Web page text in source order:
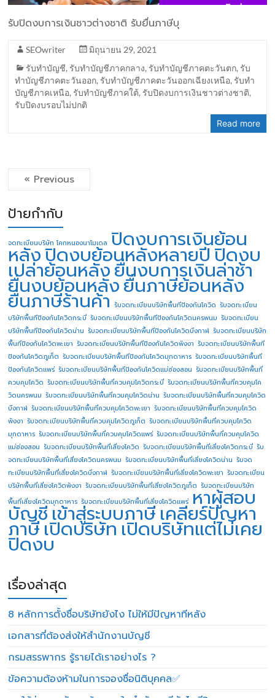
รับปิดงบการเงินชาวต่างชาติ รับยื่นภาษีบุ
SEOwriter
มิถุนายน 29, 2021
รับทำบัญชี, รับทำบัญชีภาคกลาง, รับทำบัญชีภาคตะวันตก, รับ
ทำบัญชีภาคตะวันออก, รับทำบัญชีภาคตะวันออกเฉียงเหนือ, รับทำ
บัญชีภาคเหนือ, รับทำบัญชีภาคใต้, รับปิดงบการเงินชาวต่างชาติ,
รับปิดงบรอบไม่ปกติ
Read more
« Previous
ป้ายกำกับ
จดทะเบียนบริษัท โคกหนองนาโมเดล ปิดงบการเงินย้อน
หลังปิดงบย้อนหลังหลายปี ปิดงบ
เปล่าย้อนหลังยื่นงบการเงินล่าช้า
ยื่นงบย้อนหลังยื่นภาษีย้อนหลัง
ยื่นภาษีร้านค้า รับจดทะเบียนบริษัทพื้นทีป้องกันโควิด รับจดทะเบียน
บริษัทพื้นทีป้องกันโควิดกระบี่ รับจดทะเบียนบริษัทพื้นทีป้องกันโควิดนครพนม รับจดทะเบียน
บริษัทพื้นทีป้องกันโควิดน่าน รับจดทะเบียนบริษัทพื้นทีป้องกันโควิดบึงกาฬ รับจดทะเบียนบริษัท
พื้นทีป้องกันโควิดพะเยา รับจดทะเบียนบริษัทพื้นทีป้องกันโควิดพังงา รับจดทะเบียนบริษัทพื้นที
ป้องกันโควิดภูเก็ต รับจดทะเบียนบริษัทพื้นทีป้องกันโควิดมุกดาหาร รับจดทะเบียนบริษัทพื้นที
ป้องกันโควิดแพร่ รับจดทะเบียนบริษัทพื้นทีป้องกันโควิดแม่ฮ่องสอน รับจดทะเบียนบริษัทพื้นที่
ควบคุมโควิด รับจดทะเบียนบริษัทพื้นที่ควบคุมโควิดกระบี่ รับจดทะเบียนบริษัทพื้นที่ควบคุมโค
วิดนครพนม รับจดทะเบียนบริษัทพื้นที่ควบคุมโควิดน่าน รับจดทะเบียนบริษัทพื้นที่ควบคุมโควิด
บึงกาฬ รับจดทะเบียนบริษัทพื้นที่ควบคุมโควิดพะเยา รับจดทะเบียนบริษัทพื้นที่ควบคุมโควิด
พังงา รับจดทะเบียนบริษัทพื้นที่ควบคุมโควิดภูเก็ต รับจดทะเบียนบริษัทพื้นที่ควบคุมโควิด
มุกดาหาร รับจดทะเบียนบริษัทพื้นที่ควบคุมโควิดแพร่ รับจดทะเบียนบริษัทพื้นที่ควบคุมโควิด
แม่ฮ่องสอน รับจดทะเบียนบริษัทพื้นที่เสี่ยงโควิด รับจดทะเบียนบริษัทพื้นที่เสี่ยงโควิดกระบี่ รับ
จดทะเบียนบริษัทพื้นที่เสี่ยงโควิดนครพนม รับจดทะเบียนบริษัทพื้นที่เสี่ยงโควิดน่าน รับจด
ทะเบียนบริษัทพื้นที่เสี่ยงโควิดบึงกาฬ รับจดทะเบียนบริษัทพื้นที่เสี่ยงโควิดพะเยา รับจดทะเบียน
บริษัทพื้นที่เสี่ยงโควิดพังงา รับจดทะเบียนบริษัทพื้นที่เสี่ยงโควิดภูเก็ต รับจดทะเบียนบริษัท
พื้นที่เสี่ยงโควิดมุกดาหาร รับจดทะเบียนบริษัทพื้นที่เสี่ยงโควิดแพร่ หาผู้สอบ
บัญชี เข้าสู่ระบบภาษี เคลียร์ปัญหา
ภาษีเปิดบริษัทเปิดบริษัทแต่ไม่เคย
ปิดงบ
เรื่องล่าสุด
8 หลักการตั้งชื่อบริษัทยังไง ไม่ให้มีปัญหาทีหลัง
เอกสารที่ต้องส่งให้สำนักงานบัญชี
กรมสรรพากร รู้รายได้เราอย่างไร ?
ข้อความต้องห้ามในการจองชื่อนิติบุคคล✅